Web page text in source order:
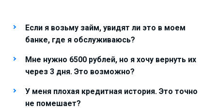
Если я возьму займ, увидят ли это в моем
банке, где я обслуживаюсь?
Мне нужно 6500 рублей, но я хочу вернуть их
через 3 дня. Это возможно?
У меня плохая кредитная история. Это точно
не помешает?